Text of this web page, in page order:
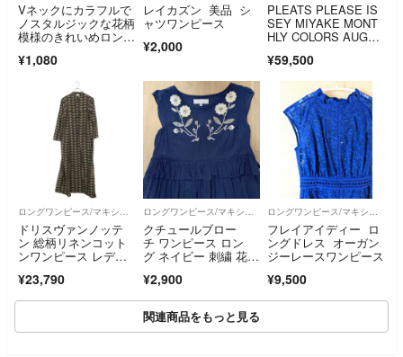
Vネックにカラフルで
ノスタルジックな花柄
模様のきれいめロング
¥1,080
レイカズン 美品 シ
ャツワンピース
¥2,000
PLEATS PLEASE IS
SEY MIYAKE MONT
HLY COLORS AUGUS
¥59,500
ロングワンピース/マキシワンピース
ドリスヴァンノッテ
ン 総柄リネンコット
ンワンピース レディ
¥23,790
ロングワンピース/マキシワンピース
クチュールブロー
チ ワンピース ロン
グ ネイビー 刺繍 花
¥2,900
ロングワンピース/マキシワンピース
フレイアイディー ロ
ングドレス オーガン
ジーレースワンピース
¥9,500
関連商品をもっと見る